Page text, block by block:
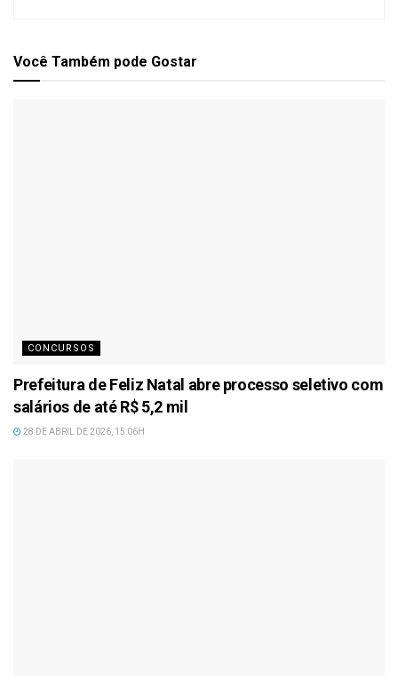
Você Também pode Gostar
CONCURSOS
Prefeitura de Feliz Natal abre processo seletivo com
salários de até R$ 5,2 mil
28 DE ABRIL DE 2026, 15:06H